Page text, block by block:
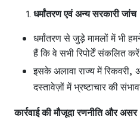
धर्मांतरण एवं अन्य सरकारी जांच
धर्मांतरण से जुड़े मामलों में भी
हैं कि वे सभी रिपोर्टें संकलित
इसके अलावा राज्य में रिकवरी,
दस्तावेज़ों में भ्रष्टाचार की
कार्रवाई की मौजूदा रणनीति और असर